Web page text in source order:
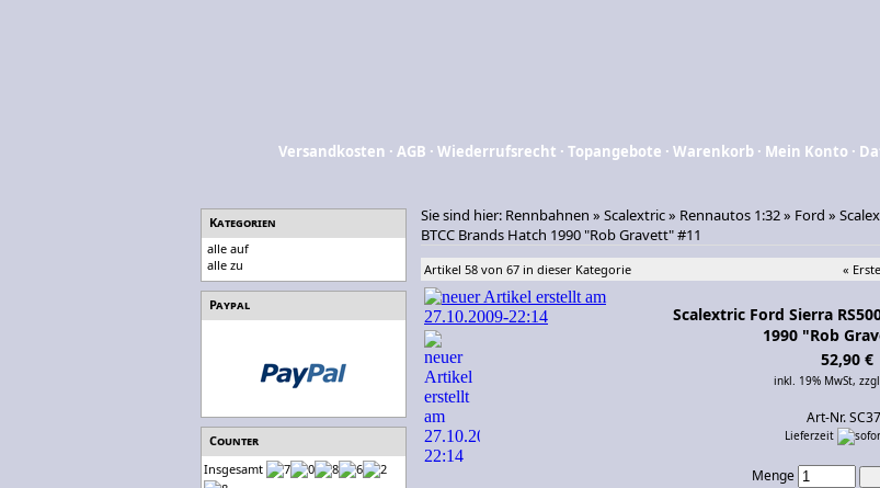
Versandkosten · AGB · Wiederrufsrecht · Topangebote · Warenkorb· Mein Konto ·
Kategorien
alle auf
alle zu
Paypal
Counter
Insgesamt
Sie sind hier: Rennbahnen » Scalextric» Rennautos 1:32» Ford »
BTCC Brands Hatch 1990 "Rob Gravett" #11
Artikel 58 von 67 in dieser Kategorie «
Scalextric Ford Sierra
1990 "Rob
52,90 €
inkl. 19% MwSt,
Art-Nr.
Lieferzeit
Menge